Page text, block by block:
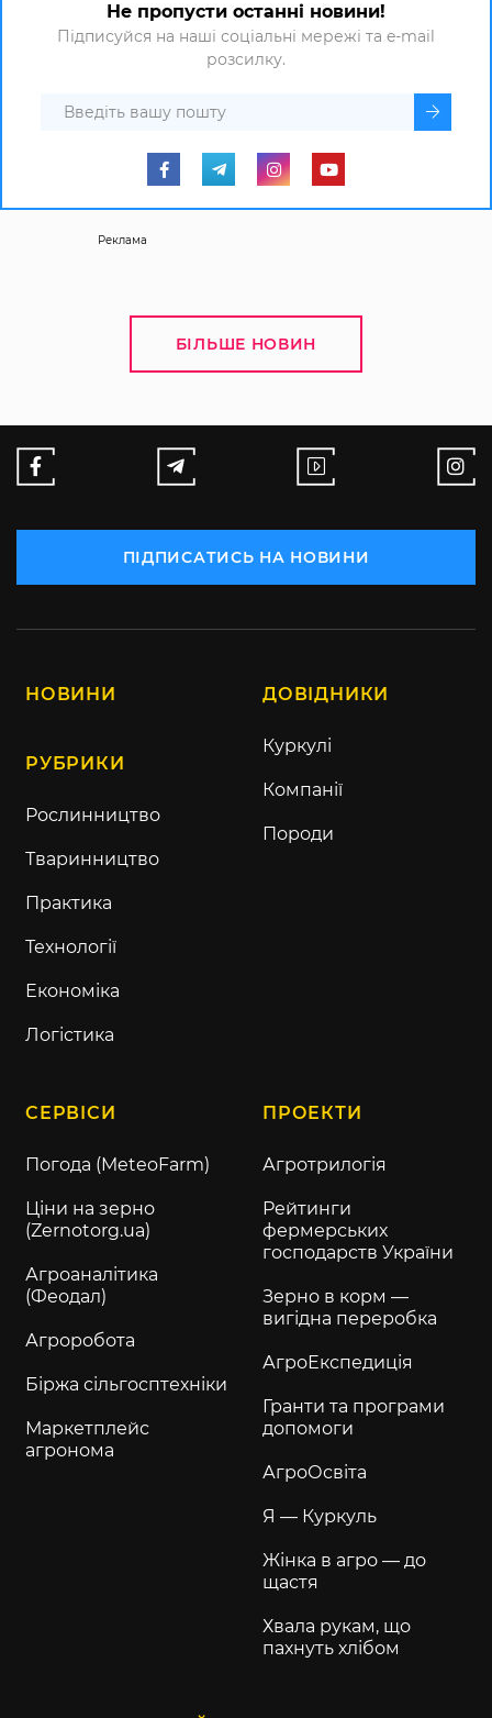
Не пропусти останні новини!
Підписуйся на наші соціальні мережі та e-mail
розсилку.
Реклама
БІЛЬШЕ НОВИН
ПІДПИСАТИСЬ НА НОВИНИ
НОВИНИ
РУБРИКИ
Рослинництво
Тваринництво
Практика
Технології
Економіка
Логістика
ДОВІДНИКИ
Куркулі
Компанії
Породи
СЕРВІСИ
Погода (MeteoFarm)
Ціни на зерно
(Zernotorg.ua)
Агроаналітика
(Феодал)
Агроробота
Біржа сільгосптехніки
Маркетплейс
агронома
ПРОЕКТИ
Агротрилогія
Рейтинги
фермерських
господарств України
Зерно в корм —
вигідна переробка
АгроЕкспедиція
Гранти та програми
допомоги
АгроОсвіта
Я — Куркуль
Жінка в агро — до
щастя
Хвала рукам, що
пахнуть хлібом